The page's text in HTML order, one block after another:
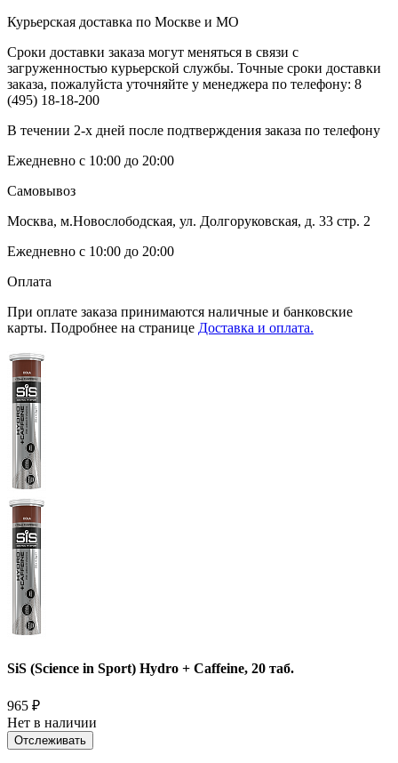
Курьерская доставка по Москве и МО
Сроки доставки заказа могут меняться в связи с
загруженностью курьерской службы. Точные сроки доставки
заказа, пожалуйста уточняйте у менеджера по телефону: 8
(495) 18-18-200
В течении 2-х дней после подтверждения заказа по телефону
Ежедневно с 10:00 до 20:00
Самовывоз
Москва, м.Новослободская, ул. Долгоруковская, д. 33 стр. 2
Ежедневно с 10:00 до 20:00
Оплата
При оплате заказа принимаются наличные и банковские
карты. Подробнее на странице Доставка и оплата.
SiS (Science in Sport) Hydro + Caffeine, 20 таб.
965 ₽
Нет в наличии
Отслеживать